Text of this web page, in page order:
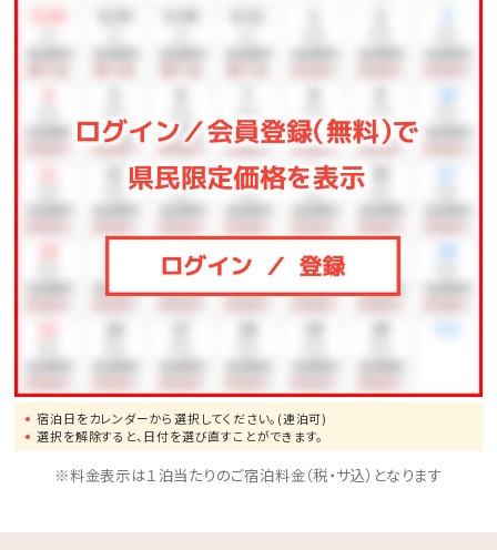
◆開催日程｜毎週土曜日 19:00～19:30
◆出演者は日替わり、イベント内容は変更になる可能
詳細はホテル公式HPをご覧ください。
■注意事項とご案内■
【ガーデンプールについて】
※夏季限定となります。(2026年3月～2026年10月31日
※無料利用はチェックイン後～チェックアウト日の13:00
となります。
※上記時間外でのご利用の場合は、1,000円/名（小学
生～大人）頂戴いたします。
※プールやビーチ用のバスタオル貸出無料です。
宿泊日をカレンダーから選択してください。(連泊可)
選択を解除すると、日付を選び直すことができます。
※料金表示は１泊当たりのご宿泊料金（税・サ込）となります